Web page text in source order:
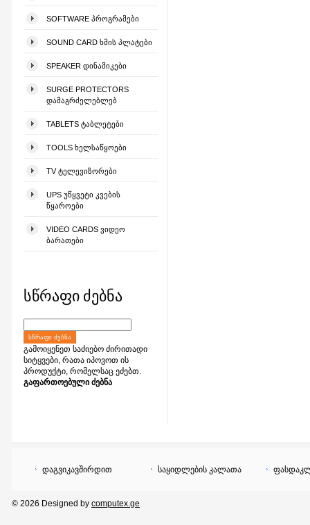
SOFTWARE ᲞᲠᲝᲒᲠᲐᲛᲔᲑᲘ
SOUND CARD ᲮᲛᲘᲡ ᲞᲚᲐᲢᲔᲑᲘ
SPEAKER ᲓᲘᲜᲐᲛᲘᲙᲔᲑᲘ
SURGE PROTECTORS
ᲓᲐᲛᲐᲒᲠᲫᲔᲚᲔᲑᲚᲔᲑ
TABLETS ᲢᲐᲑᲚᲔᲢᲔᲑᲘ
TOOLS ᲮᲔᲚᲡᲐᲬᲧᲝᲔᲑᲘ
TV ᲢᲔᲚᲔᲕᲘᲖᲝᲠᲔᲑᲘ
UPS ᲣᲬᲧᲕᲔᲢᲘ ᲙᲕᲔᲑᲘᲡ
ᲬᲧᲐᲠᲝᲔᲑᲘ
VIDEO CARDS ᲕᲘᲓᲔᲝ
ᲑᲐᲠᲐᲗᲔᲑᲘ
სწრაფი ძებნა
ᲡᲬᲠᲐᲤᲘ ᲫᲔᲑᲜᲐ
გამოიყენეთ საძიებო ძირითადი
სიტყვები, რათა იპოვოთ ის
პროდუქტი, რომელსაც ეძებთ.
გაფართოებული ძებნა
დაგვიკავშირდით საყიდლების კალათა
© 2026 Designed by computex.ge